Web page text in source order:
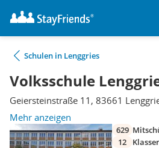
Schulen in Lenggries
Volksschule
Geiersteinstraße 11, 83661
Mehr anzeigen
629
12